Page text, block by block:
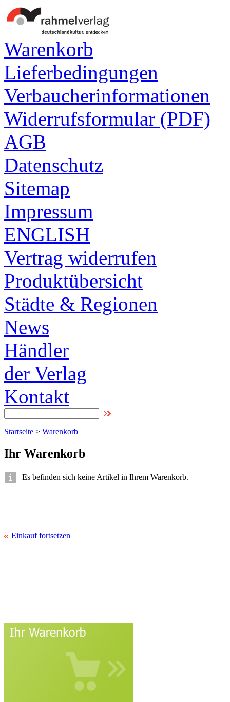
Warenkorb
Lieferbedingungen
Verbaucherinformationen
Widerrufsformular (PDF)
AGB
Datenschutz
Sitemap
Impressum
ENGLISH
Vertrag widerrufen
Produktübersicht
Städte & Regionen
News
Händler
der Verlag
Kontakt
Startseite > Warenkorb
Ihr Warenkorb
Es befinden sich keine Artikel in Ihrem Warenkorb.
Einkauf fortsetzen